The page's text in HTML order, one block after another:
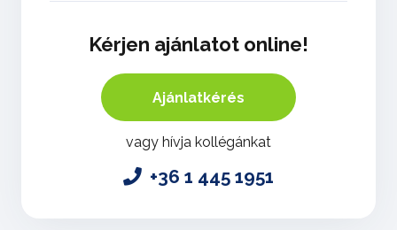
Kérjen ajánlatot online!
Ajánlatkérés
vagy hívja kollégánkat
+36 1 445 1951